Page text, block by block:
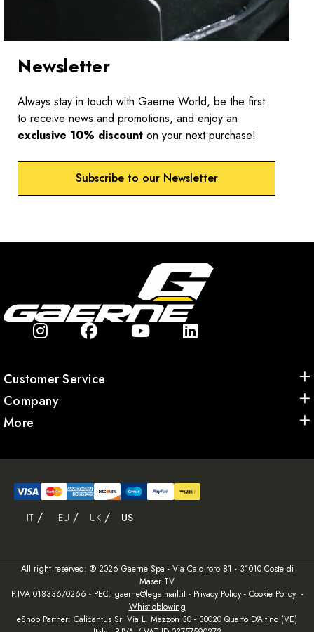
Newsletter
Always stay in touch with Gaerne World, be the first
to receive news and promotions, and enjoy an
exclusive 10% discount on your next purchase!
Subscribe to our Newsletter
Customer Service
Company
More
IT EU UK US
All right reserved: ® 2026 Gaerne Spa - Via Caldiroro 81 - 31010 Coste di
Maser TV
P.IVA 01833670266 - PEC: gaerne@legalmail.it -Privacy Policy- Cookie Policy-
Whistleblowing
eShop Partner: Calicantus Srl Via L. Mazzon 30 - 30020 Quarto D'Altino (VE)